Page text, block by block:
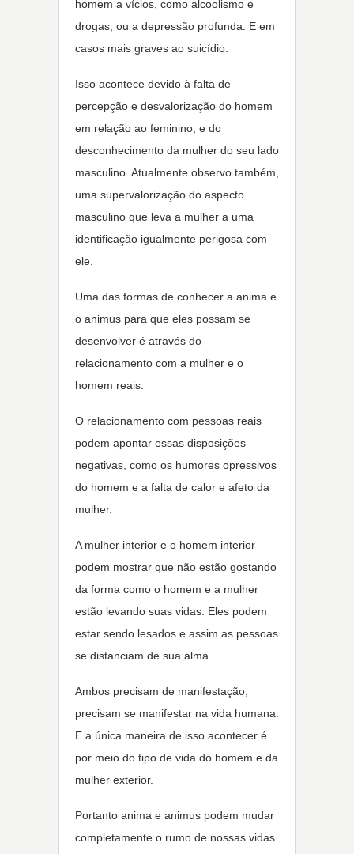
homem a vícios, como alcoolismo e
drogas, ou a depressão profunda. E em
casos mais graves ao suicídio.
Isso acontece devido à falta de
percepção e desvalorização do homem
em relação ao feminino, e do
desconhecimento da mulher do seu lado
masculino. Atualmente observo também,
uma supervalorização do aspecto
masculino que leva a mulher a uma
identificação igualmente perigosa com
ele.
Uma das formas de conhecer a anima e
o animus para que eles possam se
desenvolver é através do
relacionamento com a mulher e o
homem reais.
O relacionamento com pessoas reais
podem apontar essas disposições
negativas, como os humores opressivos
do homem e a falta de calor e afeto da
mulher.
A mulher interior e o homem interior
podem mostrar que não estão gostando
da forma como o homem e a mulher
estão levando suas vidas. Eles podem
estar sendo lesados e assim as pessoas
se distanciam de sua alma.
Ambos precisam de manifestação,
precisam se manifestar na vida humana.
E a única maneira de isso acontecer é
por meio do tipo de vida do homem e da
mulher exterior.
Portanto anima e animus podem mudar
completamente o rumo de nossas vidas.